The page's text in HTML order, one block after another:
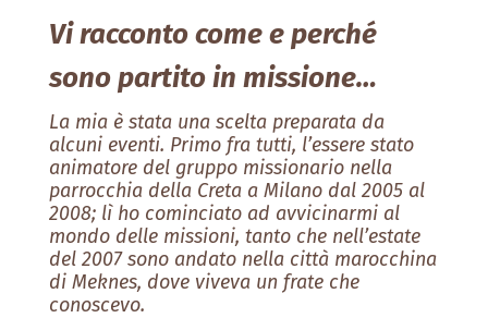
Vi racconto come e perché
sono partito in missione…
La mia è stata una scelta preparata da
alcuni eventi. Primo fra tutti, l’essere stato
animatore del gruppo missionario nella
parrocchia della Creta a Milano dal 2005 al
2008; lì ho cominciato ad avvicinarmi al
mondo delle missioni, tanto che nell’estate
del 2007 sono andato nella città marocchina
di Meknes, dove viveva un frate che
conoscevo.